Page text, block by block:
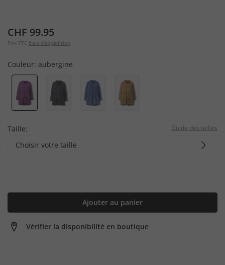
CHF 99.95
Prix TTC frais d'expédition
Couleur: aubergine
Taille: Guide des tailles
Choisir votre taille
Ajouter au panier
Vérifier la disponibilité en boutique